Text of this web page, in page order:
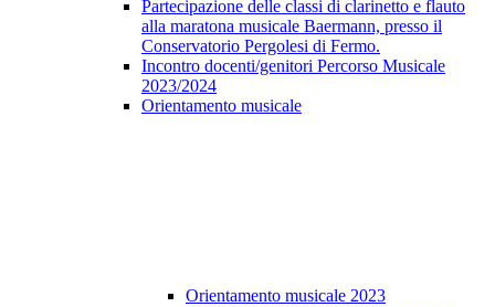
Partecipazione delle classi di clarinetto e flauto
alla maratona musicale Baermann, presso il
Conservatorio Pergolesi di Fermo.
Incontro docenti/genitori Percorso Musicale
2023/2024
Orientamento musicale
Orientamento musicale 2023